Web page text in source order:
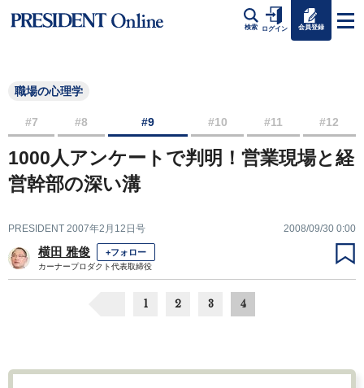
検索 ログイン 会員登録
職場の心理学
#7 #8 #9 #10 #11 #12
1000人アンケートで判明！営業現場と経
営幹部の深い溝
PRESIDENT 2007年2月12日号 2008/09/30 0:00
横田 雅俊 +フォロー
カーナープロダクト代表取締役
1 2 3 4